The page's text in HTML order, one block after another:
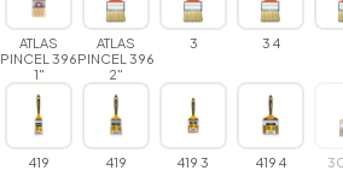
ATLAS
PINCEL 396
1"
ATLAS
PINCEL 396
2"
3 3 4
419 419 419 3 419 4